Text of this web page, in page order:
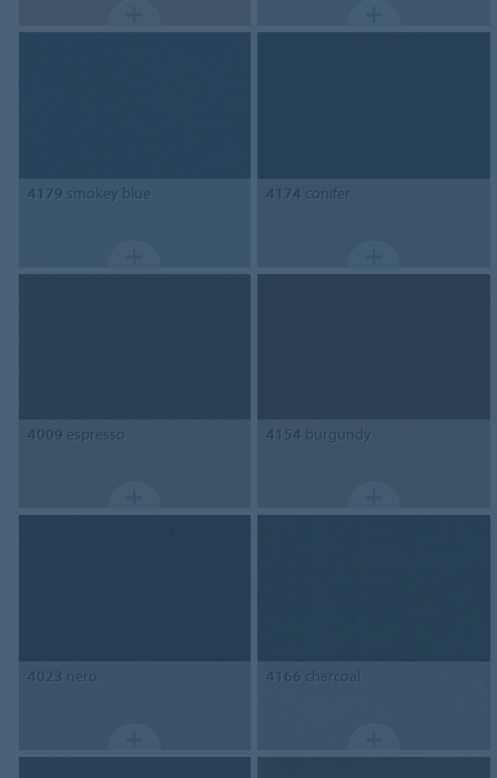
4179 smokey blue 4174 conifer
4009 espresso 4154 burgundy
4023 nero 4166 charcoal